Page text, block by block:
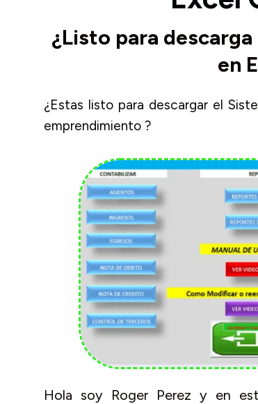
¿Listo para
en
¿Estas listo para descargar el
emprendimiento ?
Hola soy Roger Perez y en